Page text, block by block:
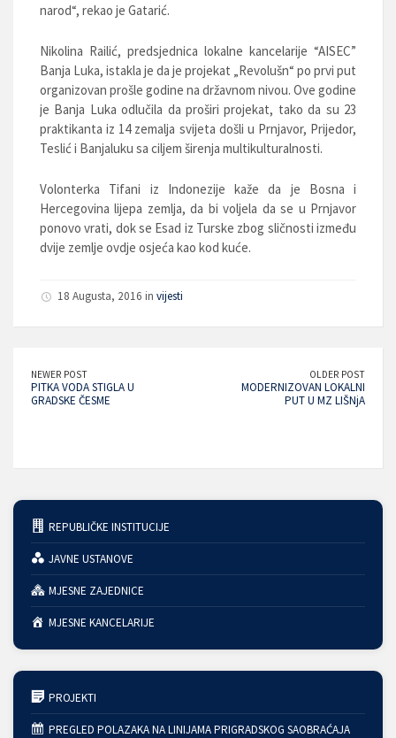
narod“, rekao je Gatarić.
Nikolina Railić, predsjednica lokalne kancelarije “AISEC”
Banja Luka, istakla je da je projekat „Revolušn“ po prvi put
organizovan prošle godine na državnom nivou. Ove godine
je Banja Luka odlučila da proširi projekat, tako da su 23
praktikanta iz 14 zemalja svijeta došli u Prnjavor, Prijedor,
Teslić i Banjaluku sa ciljem širenja multikulturalnosti.
Volonterka Tifani iz Indonezije kaže da je Bosna i
Hercegovina lijepa zemlja, da bi voljela da se u Prnjavor
ponovo vrati, dok se Esad iz Turske zbog sličnosti između
dvije zemlje ovdje osjeća kao kod kuće.
18 Augusta, 2016 in vijesti
NEWER POST
PITKA VODA STIGLA U
GRADSKE ČESME
OLDER POST
MODERNIZOVAN LOKALNI
PUT U MZ LIŠNjA
REPUBLIČKE INSTITUCIJE
JAVNE USTANOVE
MJESNE ZAJEDNICE
MJESNE KANCELARIJE
PROJEKTI
PREGLED POLAZAKA NA LINIJAMA PRIGRADSKOG SAOBRAĆAJA